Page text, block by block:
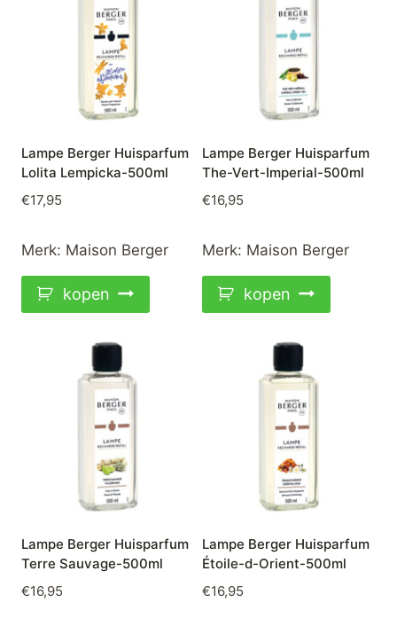
Lampe Berger Huisparfum
Lolita Lempicka-500ml
€17,95
Merk: Maison Berger
kopen
Lampe Berger Huisparfum
The-Vert-Imperial-500ml
€16,95
Merk: Maison Berger
kopen
Lampe Berger Huisparfum
Terre Sauvage-500ml
€16,95
Lampe Berger Huisparfum
Étoile-d-Orient-500ml
€16,95